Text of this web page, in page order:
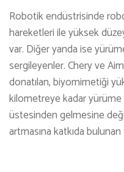
Robotik endüstrisinde
hareketleri ile yüksek
var. Diğer yanda ise
sergileyenler. Chery ve
donatılan, biyomimetiği
kilometreye kadar yürüme
üstesinden gelmesine
artmasına katkıda